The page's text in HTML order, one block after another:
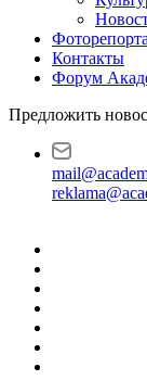
Контакты
Форум
Предложить